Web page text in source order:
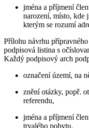
jména a příjmení
narození, místo, kde
kterým se rozumí
Přílohu návrhu
podpisová listina s
Každý podpisový arch
označení území, na
znění otázky, popř.
referendu,
jména a příjmení
trvalého pobytu,